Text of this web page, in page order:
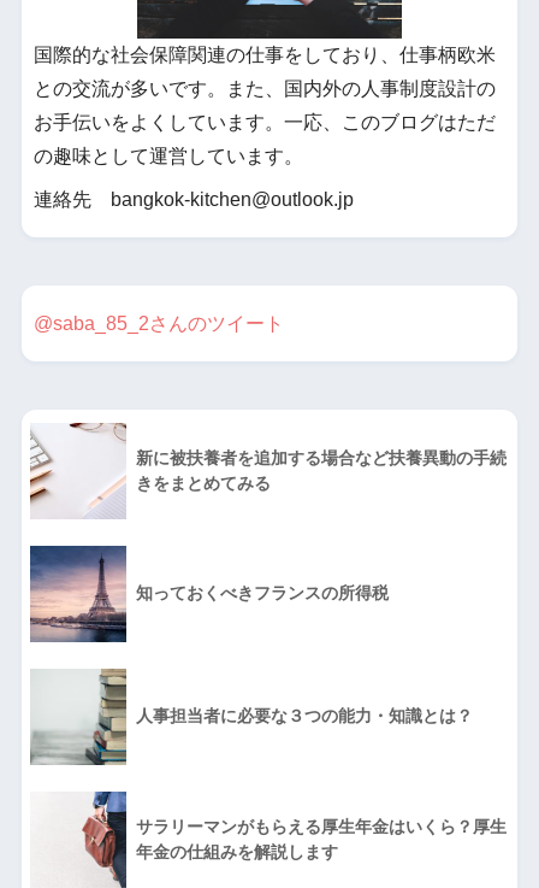
国際的な社会保障関連の仕事をしており、仕事柄欧米
との交流が多いです。また、国内外の人事制度設計の
お手伝いをよくしています。一応、このブログはただ
の趣味として運営しています。
連絡先 bangkok-kitchen@outlook.jp
@saba_85_2さんのツイート
新に被扶養者を追加する場合など扶養異動の手続
きをまとめてみる
知っておくべきフランスの所得税
人事担当者に必要な３つの能力・知識とは？
サラリーマンがもらえる厚生年金はいくら？厚生
年金の仕組みを解説します